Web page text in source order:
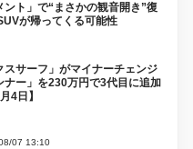
ト」で“まさかの観音開き”復
が帰ってくる可能性
スサーフ」がマイナーチェンジ
ナー」を230万円で3代目に追加
4日】
07 13:10